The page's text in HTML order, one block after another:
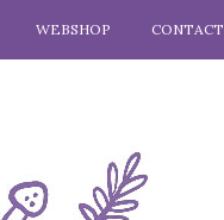
WEBSHOP CONTACT